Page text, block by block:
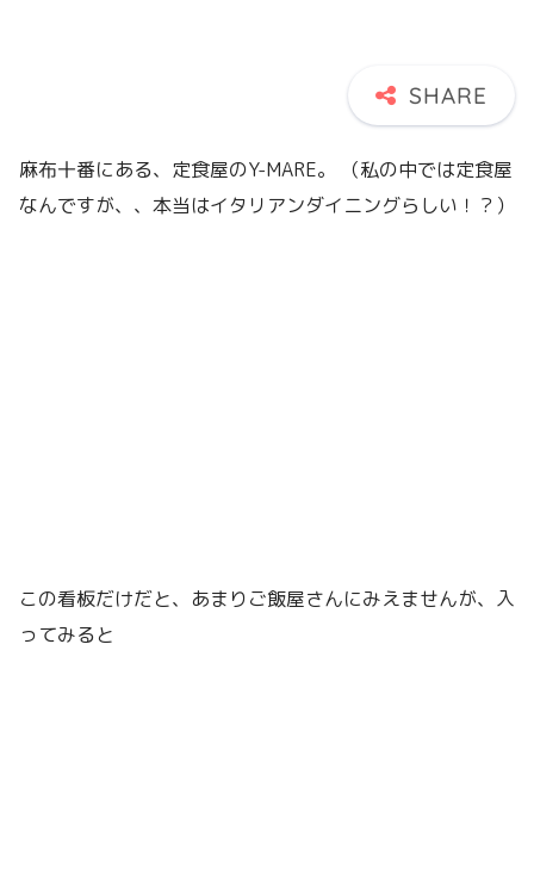
麻布十番にある、定食屋のY-MARE。 （私の中では定食屋
なんですが、、本当はイタリアンダイニングらしい！？）
この看板だけだと、あまりご飯屋さんにみえませんが、入
ってみると